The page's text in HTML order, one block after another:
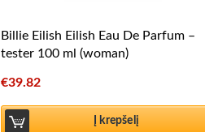
Billie Eilish Eilish Eau De Parfum –
tester 100 ml (woman)
€39.82
Į krepšelį